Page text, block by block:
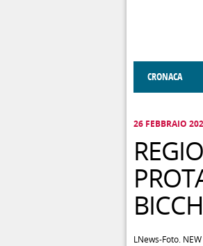
CRONACA
26 FEBBRAIO
LNews-Foto.